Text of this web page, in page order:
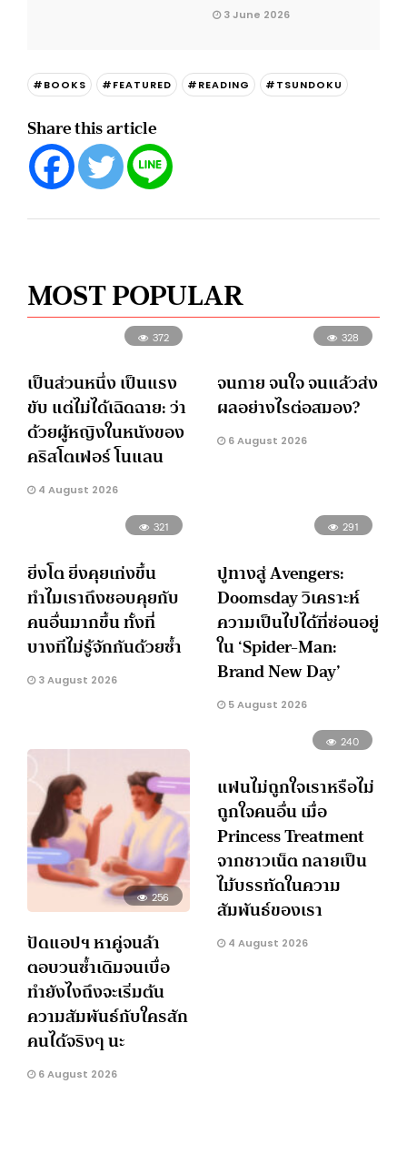
3 June 2026
#BOOKS #FEATURED #READING #TSUNDOKU
Share this article
MOST POPULAR
372
เป็นส่วนหนึ่ง เป็นแรง
ขับ แต่ไม่ได้เฉิดฉาย: ว่า
ด้วยผู้หญิงในหนังของ
คริสโตเฟอร์ โนแลน
4 August 2026
328
จนกาย จนใจ จนแล้วส่ง
ผลอย่างไรต่อสมอง?
6 August 2026
321
ยิ่งโต ยิ่งคุยเก่งขึ้น
ทำไมเราถึงชอบคุยกับ
คนอื่นมากขึ้น ทั้งที่
บางทีไม่รู้จักกันด้วยซ้ำ
3 August 2026
291
ปูทางสู่ Avengers:
Doomsday วิเคราะห์
ความเป็นไปได้ที่ซ่อนอยู่
ใน ‘Spider-Man:
Brand New Day’
5 August 2026
256
ปัดแอปฯ หาคู่จนล้า
ตอบวนซ้ำเดิมจนเบื่อ
ทำยังไงถึงจะเริ่มต้น
ความสัมพันธ์กับใครสัก
คนได้จริงๆ นะ
6 August 2026
240
แฟนไม่ถูกใจเราหรือไม่
ถูกใจคนอื่น เมื่อ
Princess Treatment
จากชาวเน็ต กลายเป็น
ไม้บรรทัดในความ
สัมพันธ์ของเรา
4 August 2026